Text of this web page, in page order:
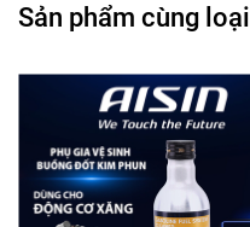
Sản phẩm cùng loại